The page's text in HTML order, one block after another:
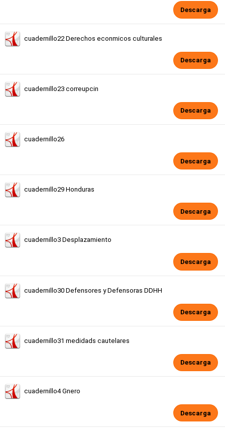
Descarga
cuadernillo22 Derechos econmicos culturales
Descarga
cuadernillo23 correupcin
Descarga
cuadernillo26
Descarga
cuadernillo29 Honduras
Descarga
cuadernillo3 Desplazamiento
Descarga
cuadernillo30 Defensores y Defensoras DDHH
Descarga
cuadernillo31 medidads cautelares
Descarga
cuadernillo4 Gnero
Descarga